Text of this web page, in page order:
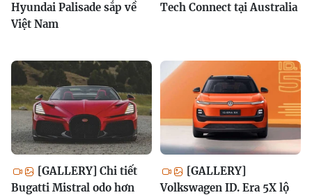
Hyundai Palisade sắp về
Việt Nam
Tech Connect tại Australia
[GALLERY] Chi tiết
Bugatti Mistral odo hơn
[GALLERY]
Volkswagen ID. Era 5X lộ